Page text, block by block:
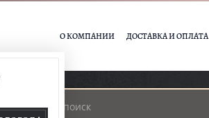
О КОМПАНИИ ДОСТАВКА И ОПЛАТА